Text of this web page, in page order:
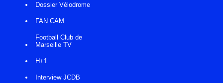
Dossier Vélodrome
FAN CAM
Football Club de
Marseille TV
H+1
Interview JCDB